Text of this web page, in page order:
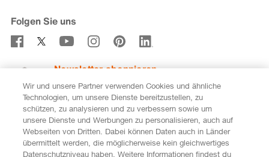
Verhaltenskodex & Meldestelle
Folgen Sie uns
Newsletter abonnieren
FR
Wir und unsere Partner verwenden Cookies und ähnliche
Technologien, um unsere Dienste bereitzustellen, zu
schützen, zu analysieren und zu verbessern sowie um
unsere Dienste und Werbungen zu personalisieren, auch auf
Webseiten von Dritten. Dabei können Daten auch in Länder
übermittelt werden, die möglicherweise kein gleichwertiges
Datenschutzniveau haben. Weitere Informationen findest du